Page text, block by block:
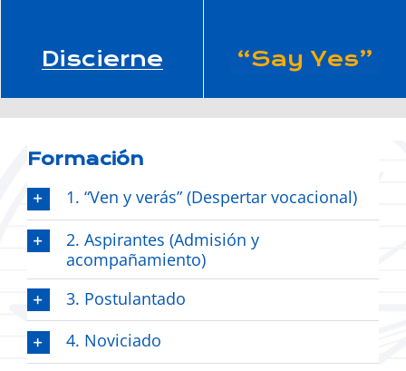
Discierne “Say Yes”
Formación
1. “Ven y verás” (Despertar vocacional)
2. Aspirantes (Admisión y
acompañamiento)
3. Postulantado
4. Noviciado